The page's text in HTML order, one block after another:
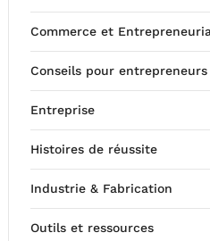
Commerce et
Conseils pour entrepreneurs
Entreprise
Histoires de réussite
Industrie & Fabrication
Outils et ressources